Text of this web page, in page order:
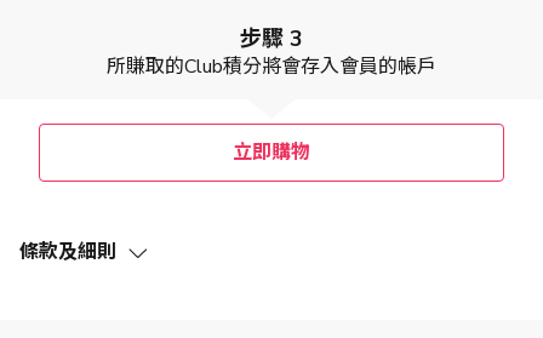
步驟 3
所賺取的Club積分將會存入會員的帳戶
立即購物
條款及細則